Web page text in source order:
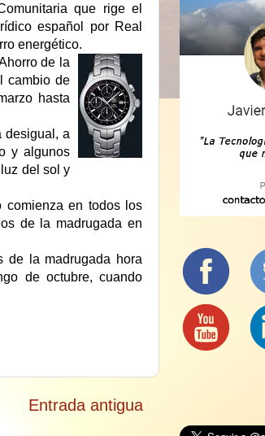
que rige el
español por Real
energético.
de la
cambio de
hasta
desigual, a
y algunos
del sol y
comienza en todos los
de la madrugada en
de la madrugada hora
de octubre, cuando
Entrada antigua